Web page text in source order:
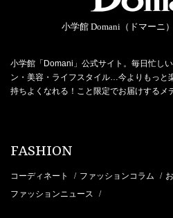
小学館 Domani（ドマーニ
小学館「Domani」公式サイト。毎日忙し
ン・美容・ライフスタイル…今よりもっと
持ちよくなれる！こと限定でお届けするメ
FASHION
コーディネート / ファッションコラム /
ファッションニュース /